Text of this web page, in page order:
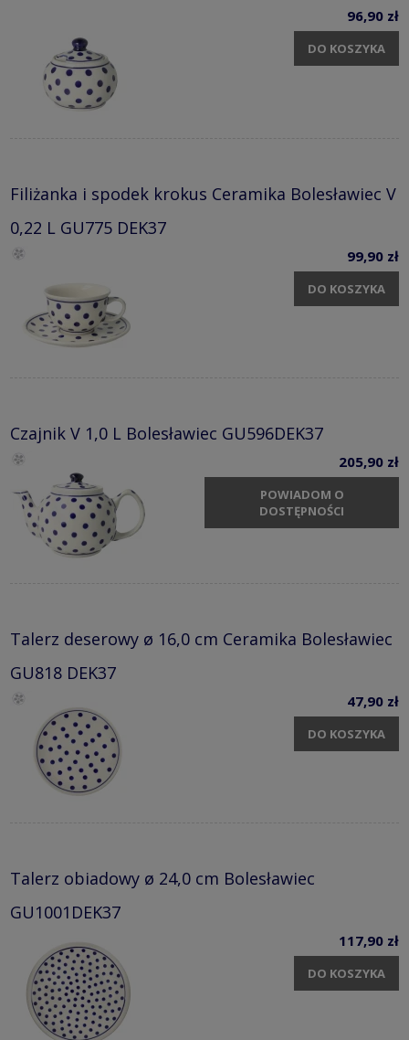
96,90 zł
DO KOSZYKA
Filiżanka i spodek krokus Ceramika Bolesławiec V
0,22 L GU775 DEK37
99,90 zł
DO KOSZYKA
Czajnik V 1,0 L Bolesławiec GU596DEK37
205,90 zł
POWIADOM O
DOSTĘPNOŚCI
Talerz deserowy ø 16,0 cm Ceramika Bolesławiec
GU818 DEK37
47,90 zł
DO KOSZYKA
Talerz obiadowy ø 24,0 cm Bolesławiec
GU1001DEK37
117,90 zł
DO KOSZYKA